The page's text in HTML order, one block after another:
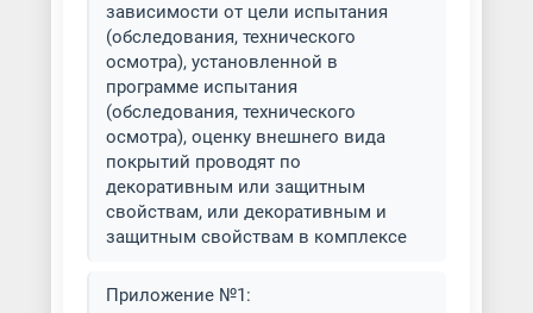
Порошковая покраска деталей
автомобиля
Порошковая покраска деталей
мотоцикла
Порошковая покраска дисков
Порошковая покраска
зависимости от цели испытания
(обследования, технического
осмотра), установленной в
программе испытания
(обследования, технического
осмотра), оценку внешнего вида
покрытий проводят по
декоративным или защитным
свойствам, или декоративным и
защитным свойствам в комплексе
Приложение №1: